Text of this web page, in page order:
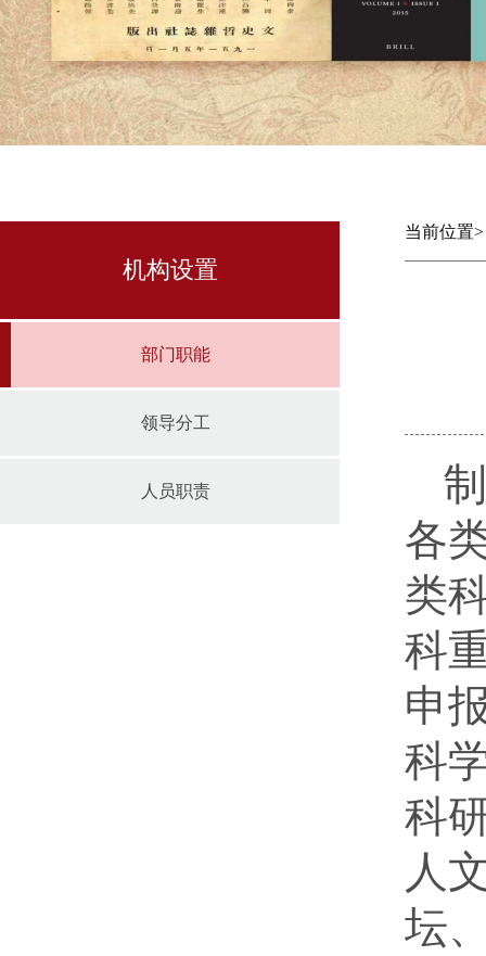
机构设置
部门职能
领导分工
人员职责
当前位置
各
类
科
申
科
科
人
坛